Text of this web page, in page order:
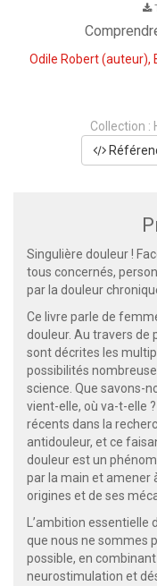
Odile Robert(auteur),
Collection :
Singulière douleur !
tous concernés,
par la douleur
Ce livre parle de
douleur. Au travers de
sont décrites les
possibilités
science. Que savons-
vient-elle, où va-t-elle
récents dans la
antidouleur, et ce
douleur est un
par la main et amener
origines et de ses
L’ambition essentielle
que nous ne sommes
possible, en
neurostimulation et